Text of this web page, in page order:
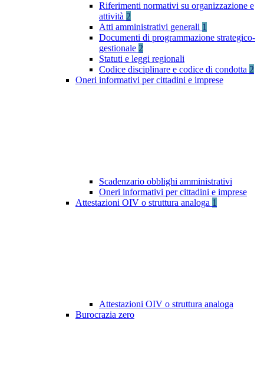
Riferimenti normativi su organizzazione e
attività 2
Atti amministrativi generali 1
Documenti di programmazione strategico-
gestionale 2
Statuti e leggi regionali
Codice disciplinare e codice di condotta 2
Oneri informativi per cittadini e imprese
Scadenzario obblighi amministrativi
Oneri informativi per cittadini e imprese
Attestazioni OIV o struttura analoga 1
Attestazioni OIV o struttura analoga
Burocrazia zero